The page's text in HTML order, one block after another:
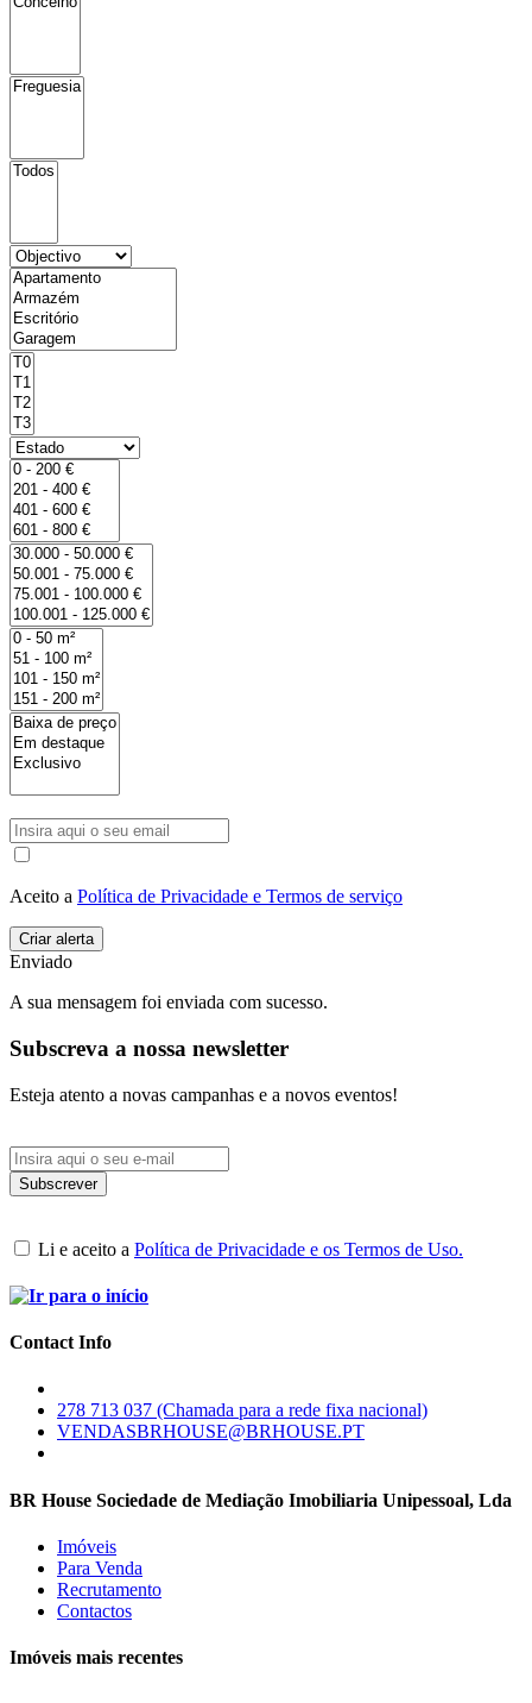
Aceito a Política de Privacidade e Termos de serviço
Enviado
A sua mensagem foi enviada com sucesso.
Subscreva a nossa newsletter
Esteja atento a novas campanhas e a novos eventos!
Li e aceito a Política de Privacidade e os Termos de Uso.
Contact Info
278 713 037 (Chamada para a rede fixa nacional)
VENDASBRHOUSE@BRHOUSE.PT
BR House Sociedade de Mediação Imobiliaria Unipessoal, Lda
Imóveis
Para Venda
Recrutamento
Contactos
Imóveis mais recentes